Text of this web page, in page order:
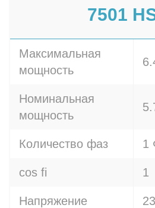
7501
Максимальная
мощность
Номинальная
мощность
Количество фаз 1
cos fi 1
Напряжение